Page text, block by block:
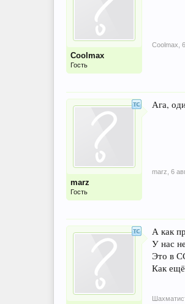
Coolmax
Гость
Coolmax
marz
Гость
Ага,
marz 6
А как
У нас
Это в
Как